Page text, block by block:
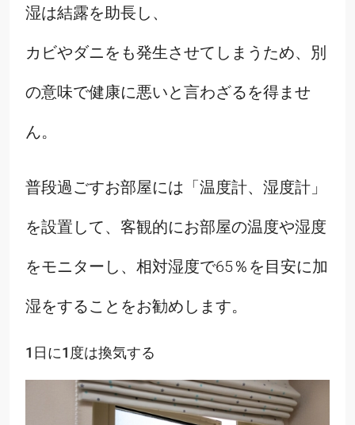
湿は結露を助長し、
カビやダニをも発生させてしまうため、別
の意味で健康に悪いと言わざるを得ませ
ん。
普段過ごすお部屋には「温度計、湿度計」
を設置して、客観的にお部屋の温度や湿度
をモニターし、相対湿度で65％を目安に加
湿をすることをお勧めします。
1日に1度は換気する